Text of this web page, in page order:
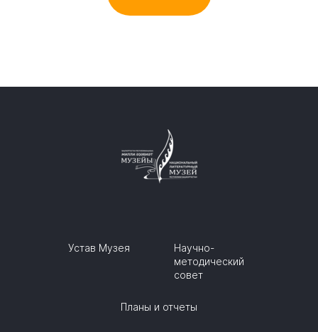
Устав Музея
Научно-
методический
совет
Планы и отчеты